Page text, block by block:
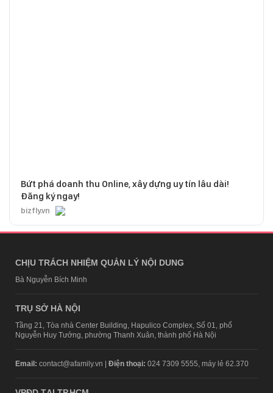
Bứt phá doanh thu Online, xây dựng uy tín lâu dài!
Đăng ký ngay!
bizfly.vn
CHỊU TRÁCH NHIỆM QUẢN LÝ NỘI DUNG
Bà Nguyễn Bích Minh
TRỤ SỞ HÀ NỘI
Tầng 21, Tòa nhà Center Building, Hapulico Complex, Số 01, phố
Nguyễn Huy Tưởng, phường Thanh Xuân, thành phố Hà Nội
Email: contact@afamily.vn | Điện thoại: 024 7309 5555, máy lẻ 62.370